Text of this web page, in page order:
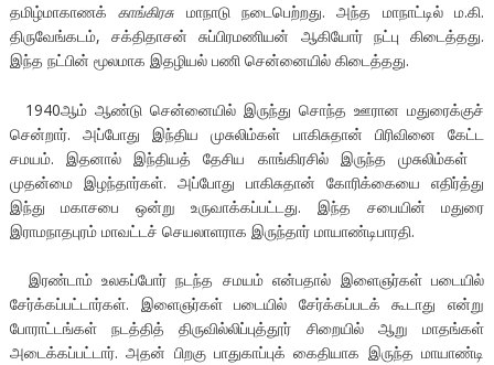
தமிழ்மாகாணக்காங்கிரசு மாநாடு நடைபெற்றது. அந்த மாநாட்டில் ம.கி.
திருவேங்கடம், சக்திதாசன் சுப்பிரமணியன் ஆகியோர் நட்பு கிடைத்தது.
இந்த நட்பின் மூலமாக இதழியல் பணி சென்னையில் கிடைத்தது.
1940ஆம் ஆண்டு சென்னையில் இருந்து சொந்த ஊரான மதுரைக்குச்
சென்றார். அப்போது இந்திய முசுலிம்கள் பாகிசுதான் பிரிவினை கேட்ட
சமயம். இதனால் இந்தியத் தேசிய காங்கிரசில் இருந்த முசுலிம்கள்
முதன்மை இழந்தார்கள். அப்போது பாகிசுதான் கோரிக்கையை எதிர்த்து
இந்து மகாசபை ஒன்று உருவாக்கப்பட்டது. இந்த சபையின் மதுரை
இராமநாதபுரம் மாவட்டச் செயலாளராக இருந்தார் மாயாண்டிபாரதி.
இரண்டாம் உலகப்போர் நடந்த சமயம் என்பதால் இளைஞர்கள் படையில்
சேர்க்கப்பட்டார்கள். இளைஞர்கள் படையில் சேர்க்கப்படக் கூடாது என்று
போராட்டங்கள் நடத்தித் திருவில்லிப்புத்தூர் சிறையில் ஆறு மாதங்கள்
அடைக்கப்பட்டார். அதன் பிறகு பாதுகாப்புக் கைதியாக இருந்த மாயாண்டி